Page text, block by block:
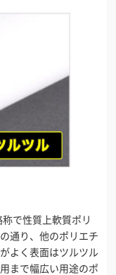
称で性質上軟質ポリ
通り、他のポリエチ
よく表面はツルツル
まで幅広い用途のポ